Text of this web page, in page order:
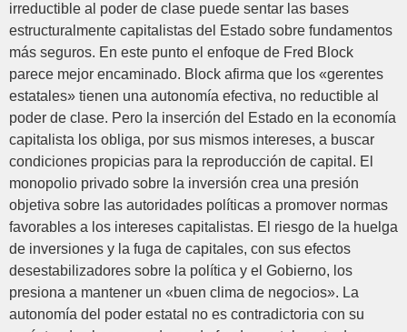
irreductible al poder de clase puede sentar las bases
estructuralmente capitalistas del Estado sobre fundamentos
más seguros. En este punto el enfoque de Fred Block
parece mejor encaminado. Block afirma que los «gerentes
estatales» tienen una autonomía efectiva, no reductible al
poder de clase. Pero la inserción del Estado en la economía
capitalista los obliga, por sus mismos intereses, a buscar
condiciones propicias para la reproducción de capital. El
monopolio privado sobre la inversión crea una presión
objetiva sobre las autoridades políticas a promover normas
favorables a los intereses capitalistas. El riesgo de la huelga
de inversiones y la fuga de capitales, con sus efectos
desestabilizadores sobre la política y el Gobierno, los
presiona a mantener un «buen clima de negocios». La
autonomía del poder estatal no es contradictoria con su